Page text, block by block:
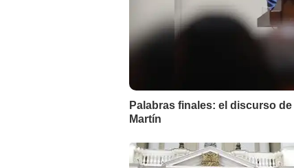
Palabras finales: el discurso
Martín